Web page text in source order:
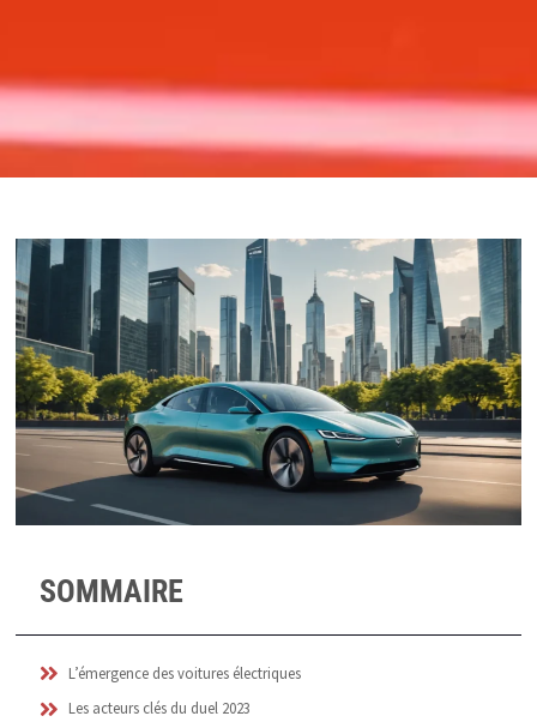
SOMMAIRE
L’émergence des voitures électriques
Les acteurs clés du duel 2023